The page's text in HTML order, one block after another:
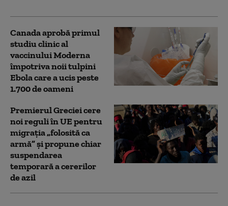
Canada aprobă primul
studiu clinic al
vaccinului Moderna
împotriva noii tulpini
Ebola care a ucis peste
1.700 de oameni
Premierul Greciei cere
noi reguli în UE pentru
migrația „folosită ca
armă” și propune chiar
suspendarea
temporară a cererilor
de azil